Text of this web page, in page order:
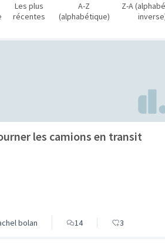
Les plus
récentes
A-Z
(alphabétique)
Z-A
les camions en transit
bolan 14 3